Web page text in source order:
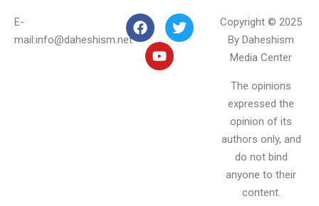
E-
mail:info@daheshism.net
Copyright © 2025
By Daheshism
Media Center
The opinions
expressed the
opinion of its
authors only, and
do not bind
anyone to their
content.